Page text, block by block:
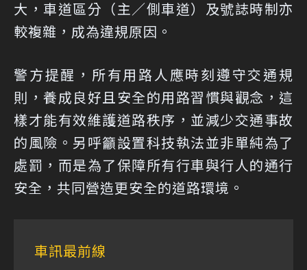
大，車道區分（主／側車道）及號誌時制亦
較複雜，成為違規原因。
警方提醒，所有用路人應時刻遵守交通規
則，養成良好且安全的用路習慣與觀念，這
樣才能有效維護道路秩序，並減少交通事故
的風險。另呼籲設置科技執法並非單純為了
處罰，而是為了保障所有行車與行人的通行
安全，共同營造更安全的道路環境。
車訊最前線